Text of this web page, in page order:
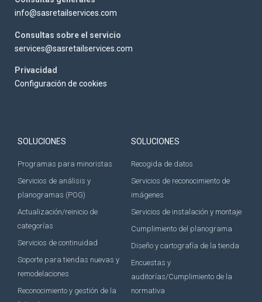
info@sasretailservices.com
Consultas sobre el servicio
services@sasretailservices.com
Privacidad
Configuración de cookies
SOLUCIONES
Programas para minoristas
Servicios de análisis y
planogramas (POG)
Actualización/reinicio de
categorías
Servicios de continuidad
Soporte para tiendas nuevas y
remodelaciones
Reconocimiento y gestión de la
SOLUCIONES
Recogida de datos
Servicios de reconocimiento de
imágenes
Servicios de instalación y montaje
Cumplimiento del planograma
Diseño y cartografía de la tienda
Encuestas y
auditorías/Cumplimiento de la
normativa